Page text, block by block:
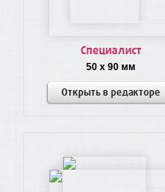
Специалист
50 x 90 мм
Открыть в редакторе